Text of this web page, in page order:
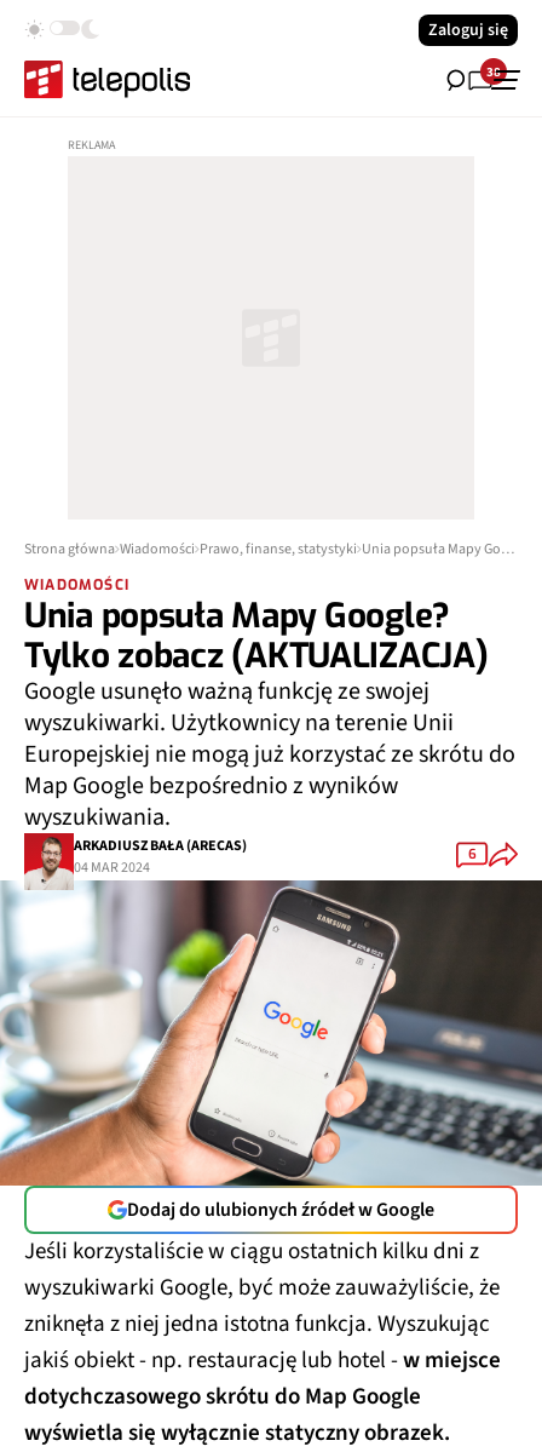
Zaloguj się
38
Strona główna Wiadomości Prawo, finanse, statystyki Unia popsuła Mapy Google? Tylko zobacz (AKTUALIZACJA)
WIADOMOŚCI
Unia popsuła Mapy Google?
Tylko zobacz (AKTUALIZACJA)
Google usunęło ważną funkcję ze swojej
wyszukiwarki. Użytkownicy na terenie Unii
Europejskiej nie mogą już korzystać ze skrótu do
Map Google bezpośrednio z wyników
wyszukiwania.
ARKADIUSZ BAŁA (ARECAS)
04 MAR 2024
6
Dodaj do ulubionych źródeł w Google
Jeśli korzystaliście w ciągu ostatnich kilku dni z
wyszukiwarki Google, być może zauważyliście, że
zniknęła z niej jedna istotna funkcja. Wyszukując
jakiś obiekt - np. restaurację lub hotel -w miejsce
dotychczasowego skrótu do Map Google
wyświetla się wyłącznie statyczny obrazek.